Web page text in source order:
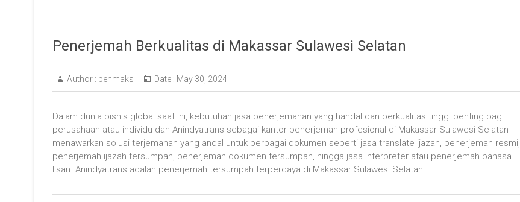
Penerjemah Berkualitas di Makassar Sulawesi Selatan
Author : penmaks Date : May 30, 2024
Dalam dunia bisnis global saat ini, kebutuhan jasa penerjemahan yang handal dan berkualitas tinggi penting bagi
perusahaan atau individu dan Anindyatrans sebagai kantor penerjemah profesional di Makassar Sulawesi Selatan
menawarkan solusi terjemahan yang andal untuk berbagai dokumen seperti jasa translate ijazah, penerjemah resmi,
penerjemah ijazah tersumpah, penerjemah dokumen tersumpah, hingga jasa interpreter atau penerjemah bahasa
lisan. Anindyatrans adalah penerjemah tersumpah terpercaya di Makassar Sulawesi Selatan…